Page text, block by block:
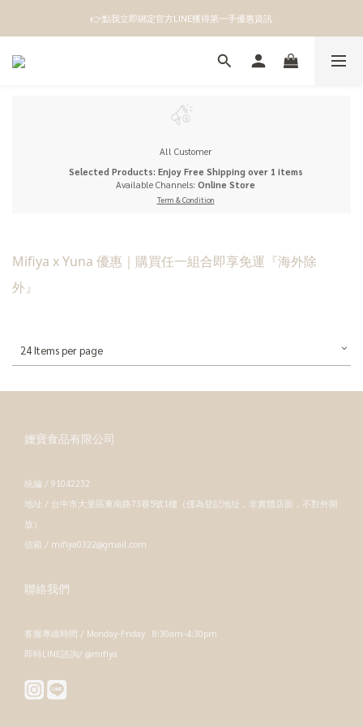
👉點我立即綁定官方LINE獲得第一手優惠資訊
👉點我立即綁定官方LINE獲得第一手優惠資訊
註冊成為新會員即領100元購物金
All Customer
Selected Products: Enjoy Free Shipping over 1 items
Available Channels: Online Store
Term & Condition
Mifiya x Yuna 優惠｜購買任一組合即享免運『海外除
外』
24 Items per page
嬤寶食品有限公司
統編 / 91042232
地址 / 台中市大里區東南路73巷5號1樓（僅為登記地址，非實體店面，不對外開
放）
信箱 / mifiya0322@gmail.com
聯絡我們
客服專線時間 / Monday-Friday 8:30am-4:30pm
即時LINE諮詢/ @mifiya